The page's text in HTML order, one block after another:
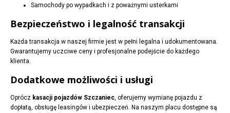
Samochody po wypadkach i z poważnymi usterkami
Bezpieczeństwo i legalność transakcji
Każda transakcja w naszej firmie jest w pełni legalna i udokumentowana.
Gwarantujemy uczciwe ceny i profesjonalne podejście do każdego
klienta.
Dodatkowe możliwości i usługi
Oprócz kasacji pojazdów Szczaniec, oferujemy wymianę pojazdu z
dopłatą, obsługę leasingów i ubezpieczeń. Na naszym placu dostępne są